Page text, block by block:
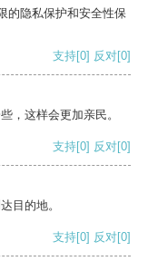
的隐私保护和安全性保
支持[0] 反对[0]
，这样会更加亲民。
支持[0] 反对[0]
目的地。
支持[0] 反对[0]